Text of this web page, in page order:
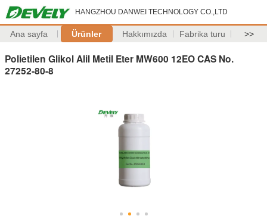
HANGZHOU DANWEI TECHNOLOGY CO.,LTD
Ana sayfa Ürünler Hakkımızda Fabrika turu >>
Polietilen Glikol Alil Metil Eter MW600 12EO CAS No.
27252-80-8